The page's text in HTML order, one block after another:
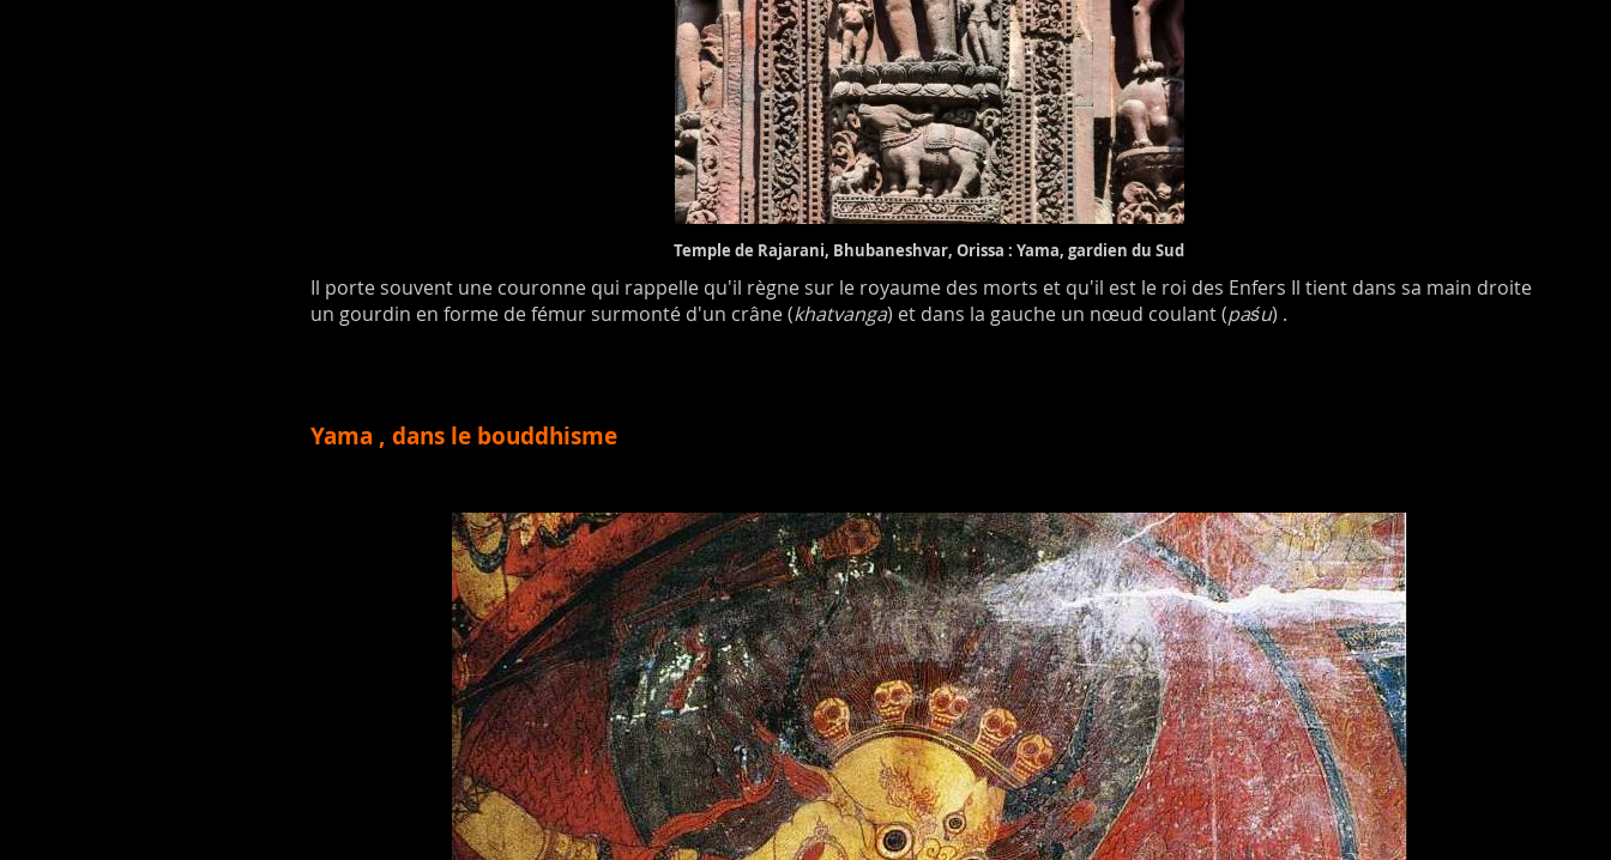
Temple de Rajarani, Bhubaneshvar, Orissa :Yama, gardien du Sud
Il porte souvent une couronne qui rappelle qu'il règne sur le royaume des morts et qu'il est le roi des Enfers Il tient dans sa main droite
un gourdin en forme de fémur surmonté d'un crâne (khatvanga) et dans la gauche un nœud coulant (paśu) .
Yama , dans le bouddhisme